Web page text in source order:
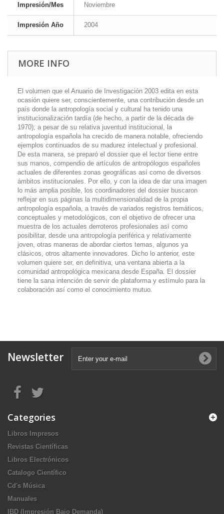
Impresión/Mes Noviembre
Impresión Año 2004
MORE INFO
El volumen que el Anuario de Investigación 2003 edita en esta
ocasión quiere ser, conscientemente, una contribución desde un
país donde la antropología social y cultural ha tenido una
institucionalización tardía (de hecho, a partir de la década de
1970); a pesar de su relativa juventud institucional, la
antropología española ha crecido de manera notable, ofreciendo
ejemplos continuados de su madurez intelectual y profesional.
De esta manera, se preparó el dossier que el lector tiene entre
sus manos, compendio de artículos de antropólogos españoles
actuales de diferentes zonas geográficas así como de diversos
ámbitos institucionales. Por ello, y con la idea de dar una imagen
lo más amplia posible, los coordinadores del dossier buscaron
reflejar en sus páginas la multidimensionalidad de la propia
antropología española, a través de variados registros temáticos,
conceptuales y metodológicos, con el objetivo de ofrecer una
muestra de los actuales derroteros profesionales así como
posibilitar, desde una antropología periférica y relativamente
joven, otras maneras de abordar ciertos temas, algunos ya
clásicos, otros altamente innovadores. Dicho lo anterior, este
volumen quiere ser, en definitiva, una ventana abierta a la
comunidad antropológica mexicana desde España. El dossier
tiene la sana intención de servir de plataforma y estímulo para la
colaboración así como el conocimiento mutuo.
Newsletter
Categories
Libros Impresos
Revistas Científicas
Libros Electrónicos
Catalogo Científico
Cd's Música
Manuales
IBD (Impresión Bajo Demanda)